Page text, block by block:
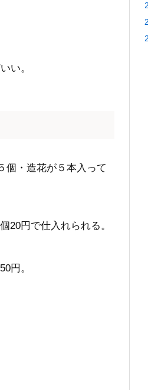
い。
個・造花が５本入って
20円で仕入れられる。
円。